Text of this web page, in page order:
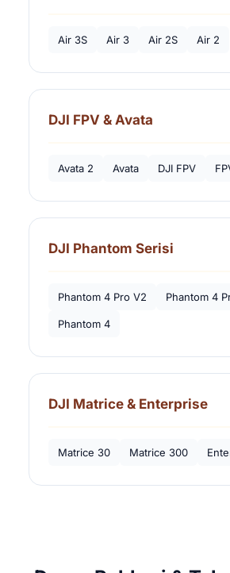
Air 3S Air 3 Air 2S Air 2
DJI FPV & Avata
Avata 2 Avata DJI FPV
DJI Phantom Serisi
Phantom 4 Pro V2 Phantom 4
Phantom 4
DJI Matrice & Enterprise
Matrice 30 Matrice 300